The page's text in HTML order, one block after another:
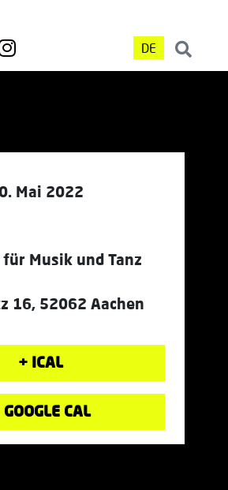
DE
Mai 2022
Musik und Tanz
16, 52062 Aachen
+ ICAL
CAL